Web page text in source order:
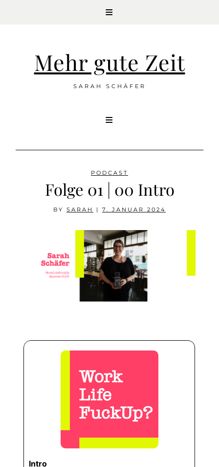
Mehr gute Zeit
SARAH SCHÄFER
PODCAST
Folge 01 | 00 Intro
BY SARAH | 7. JANUAR 2024